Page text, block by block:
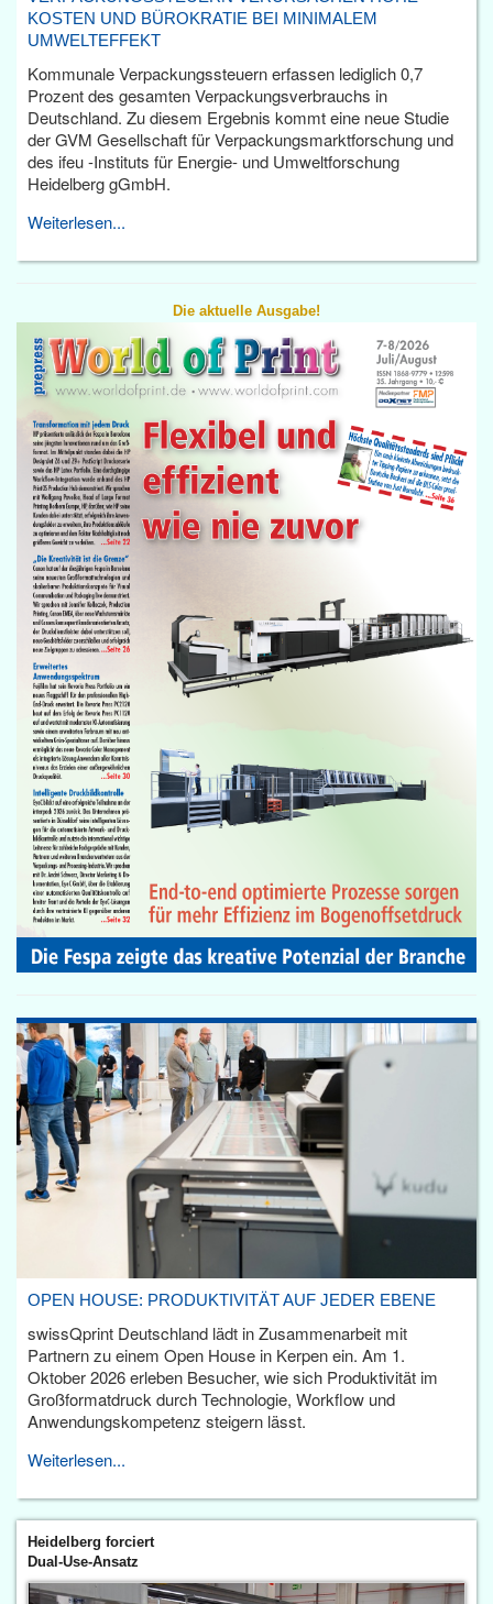
KOSTEN UND BÜROKRATIE BEI MINIMALEM
UMWELTEFFEKT
Kommunale Verpackungssteuern erfassen lediglich 0,7
Prozent des gesamten Verpackungsverbrauchs in
Deutschland. Zu diesem Ergebnis kommt eine neue Studie
der GVM Gesellschaft für Verpackungsmarktforschung und
des ifeu -Instituts für Energie- und Umweltforschung
Heidelberg gGmbH.
Weiterlesen...
Die aktuelle Ausgabe!
OPEN HOUSE: PRODUKTIVITÄT AUF JEDER EBENE
swissQprint Deutschland lädt in Zusammenarbeit mit
Partnern zu einem Open House in Kerpen ein. Am 1.
Oktober 2026 erleben Besucher, wie sich Produktivität im
Großformatdruck durch Technologie, Workflow und
Anwendungskompetenz steigern lässt.
Weiterlesen...
Heidelberg forciert
Dual-Use-Ansatz